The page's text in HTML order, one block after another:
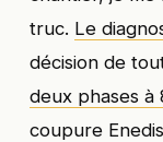
truc. Le
décision de
deux phases à
coupure